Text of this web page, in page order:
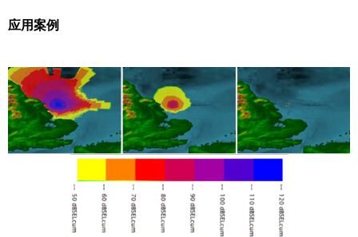
应用案例